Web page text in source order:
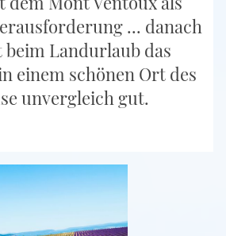
... danach
beim Landurlaub das
einem schönen Ort des
unvergleich gut.